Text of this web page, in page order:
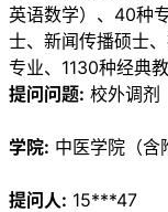
英语数学）、40种
士、新闻传播硕士
专业、1130种经典教
提问问题: 校外调剂
学院: 中医学院（含
提问人: 15***47